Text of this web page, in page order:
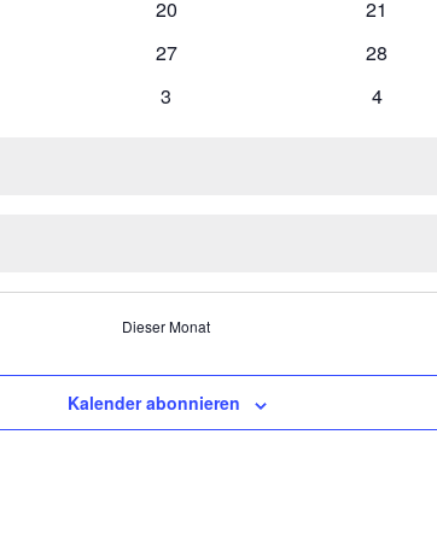
0
20
0
21
0
27
0
28
0
3
0
4
Dieser Monat
Kalender abonnieren